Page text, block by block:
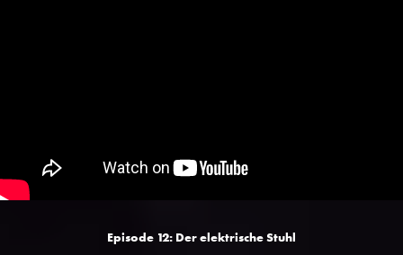
Episode 12: Der elektrische Stuhl